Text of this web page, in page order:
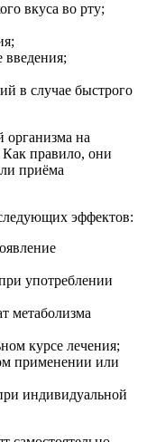
вкуса во рту;
в случае быстрого
организма на
Как правило, они
приёма
эффектов:
употреблении
метаболизма
курсе лечения;
применении или
индивидуальной